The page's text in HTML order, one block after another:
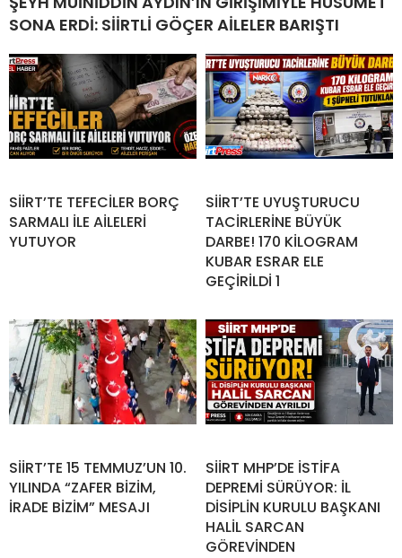
SONA ERDİ: SİİRTLİ GÖÇER AİLELER BARIŞTI
SİİRT’TE TEFECİLER BORÇ
SARMALI İLE AİLELERİ
YUTUYOR
SİİRT’TE UYUŞTURUCU
TACİRLERİNE BÜYÜK
DARBE! 170 KİLOGRAM
KUBAR ESRAR ELE
GEÇİRİLDİ 1
SİİRT’TE 15 TEMMUZ’UN 10.
YILINDA “ZAFER BİZİM,
İRADE BİZİM” MESAJI
SİİRT MHP’DE İSTİFA
DEPREMİ SÜRÜYOR: İL
DİSİPLİN KURULU BAŞKANI
HALİL SARCAN
GÖREVİNDEN